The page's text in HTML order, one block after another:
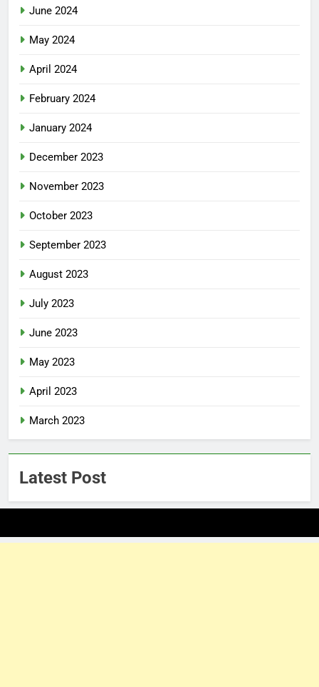
June 2024
May 2024
April 2024
February 2024
January 2024
December 2023
November 2023
October 2023
September 2023
August 2023
July 2023
June 2023
May 2023
April 2023
March 2023
Latest Post